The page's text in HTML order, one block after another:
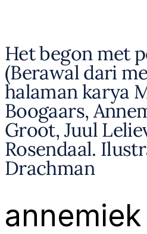
Het begon met
(Berawal dari
halaman karya
Boogaars,
Groot, Juul
Rosendaal.
Drachman